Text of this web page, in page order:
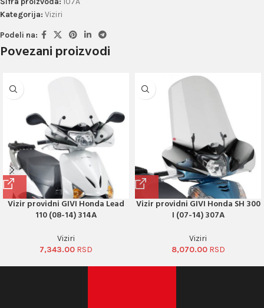
Kategorija: Viziri
Podeli na:
Povezani proizvodi
Vizir providni GIVI Honda Lead
110 (08-14) 314A
Viziri
7,343.00
Vizir providni GIVI Honda SH 300
I (07-14) 307A
Viziri
8,070.00